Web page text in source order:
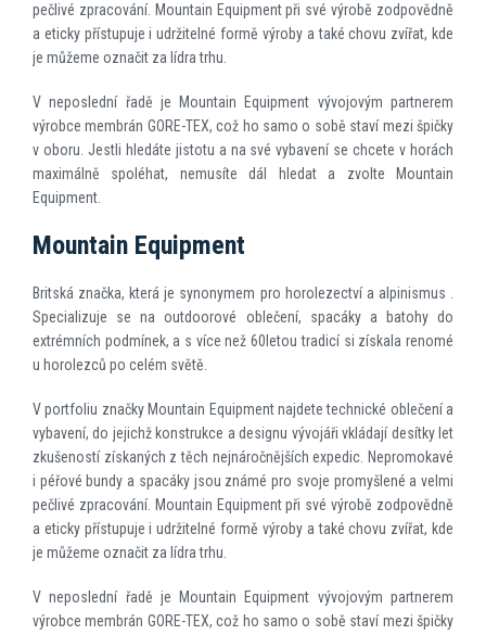
pečlivé zpracování. Mountain Equipment při své výrobě zodpovědně
a eticky přístupuje i udržitelné formě výroby a také chovu zvířat, kde
je můžeme označit za lídra trhu.
V neposlední řadě je Mountain Equipment vývojovým partnerem
výrobce membrán GORE-TEX, což ho samo o sobě staví mezi špičky
v oboru. Jestli hledáte jistotu a na své vybavení se chcete v horách
maximálně spoléhat, nemusíte dál hledat a zvolte Mountain
Equipment.
Mountain Equipment
Britská značka, která je synonymem pro horolezectví a alpinismus .
Specializuje se na outdoorové oblečení, spacáky a batohy do
extrémních podmínek, a s více než 60letou tradicí si získala renomé
u horolezců po celém světě.
V portfoliu značky Mountain Equipment najdete technické oblečení a
vybavení, do jejichž konstrukce a designu vývojáři vkládají desítky let
zkušeností získaných z těch nejnáročnějších expedic. Nepromokavé
i péřové bundy a spacáky jsou známé pro svoje promyšlené a velmi
pečlivé zpracování. Mountain Equipment při své výrobě zodpovědně
a eticky přístupuje i udržitelné formě výroby a také chovu zvířat, kde
je můžeme označit za lídra trhu.
V neposlední řadě je Mountain Equipment vývojovým partnerem
výrobce membrán GORE-TEX, což ho samo o sobě staví mezi špičky